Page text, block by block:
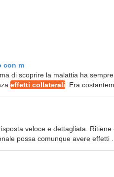
con m
di scoprire la malattia ha
effetti collaterali . Era
veloce e dettagliata.
possa comunque avere effetti ...